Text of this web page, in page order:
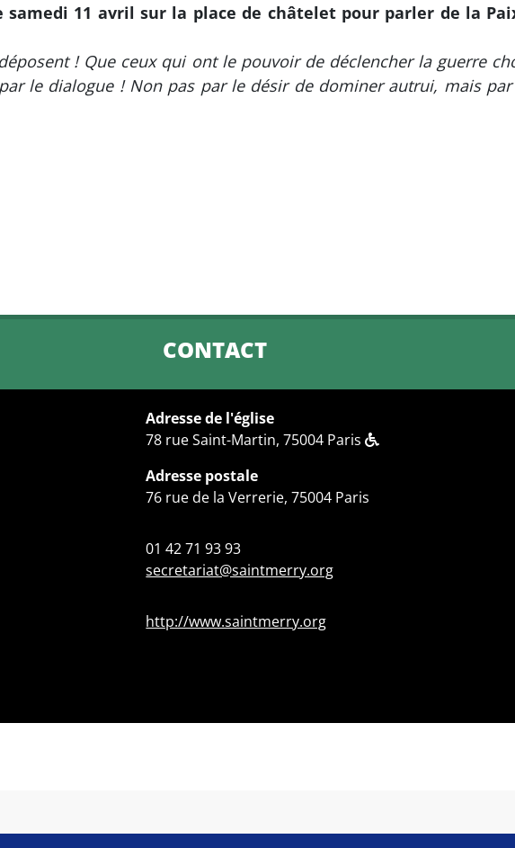
samedi 11 avril sur la place de châtelet pour parler de la
! Que ceux qui ont le pouvoir de déclencher la guerre
le dialogue ! Non pas par le désir de dominer autrui, mais
CONTACT
Adresse de l'église
78 rue Saint-Martin, 75004 Paris
Adresse postale
76 rue de la Verrerie, 75004 Paris
01 42 71 93 93
secretariat@saintmerry.org
http://www.saintmerry.org